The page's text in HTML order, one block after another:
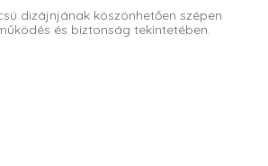
dizájnjának köszönhetően szépen
és biztonság tekintetében.